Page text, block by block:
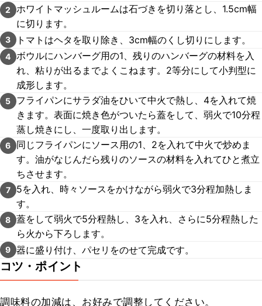
2
ホワイトマッシュルームは石づきを切り落とし、1.5cm幅
に切ります。
3 トマトはヘタを取り除き、3cm幅のくし切りにします。
4 ボウルにハンバーグ用の1、残りのハンバーグの材料を入
れ、粘りが出るまでよくこねます。2等分にして小判型に
成形します。
5
フライパンにサラダ油をひいて中火で熱し、4を入れて焼
きます。表面に焼き色がついたら蓋をして、弱火で10分程
蒸し焼きにし、一度取り出します。
6
同じフライパンにソース用の1、2を入れて中火で炒めま
す。油がなじんだら残りのソースの材料を入れてひと煮立
ちさせます。
7
5を入れ、時々ソースをかけながら弱火で3分程加熱しま
す。
8 蓋をして弱火で5分程熱し、3を入れ、さらに5分程熱した
ら火から下ろします。
9 器に盛り付け、パセリをのせて完成です。
コツ・ポイント
調味料の加減は、お好みで調整してください。